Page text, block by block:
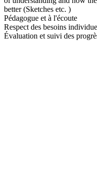
better (Sketches etc. )
Pédagogue et à l'écoute
Respect des besoins
Évaluation et suivi des